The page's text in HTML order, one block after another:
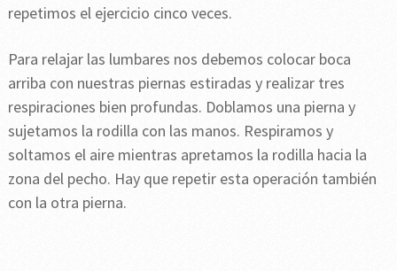
repetimos el ejercicio cinco veces.
Para relajar las lumbares nos debemos colocar boca
arriba con nuestras piernas estiradas y realizar tres
respiraciones bien profundas. Doblamos una pierna y
sujetamos la rodilla con las manos. Respiramos y
soltamos el aire mientras apretamos la rodilla hacia la
zona del pecho. Hay que repetir esta operación también
con la otra pierna.